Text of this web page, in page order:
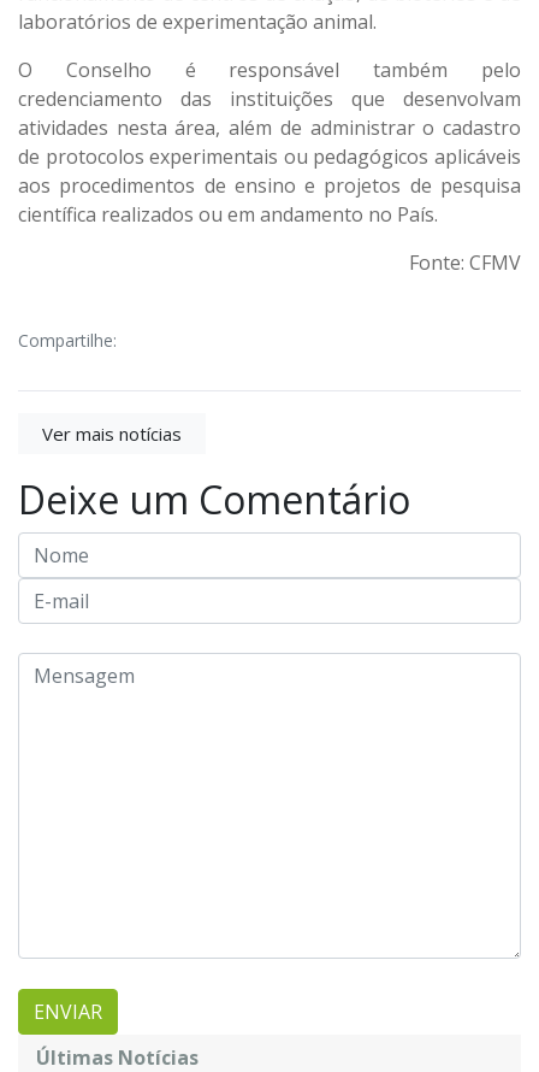
laboratórios de experimentação animal.
O Conselho é responsável também pelo
credenciamento das instituições que desenvolvam
atividades nesta área, além de administrar o cadastro
de protocolos experimentais ou pedagógicos aplicáveis
aos procedimentos de ensino e projetos de pesquisa
científica realizados ou em andamento no País.
Fonte: CFMV
Compartilhe:
Ver mais notícias
Deixe um Comentário
Últimas Notícias